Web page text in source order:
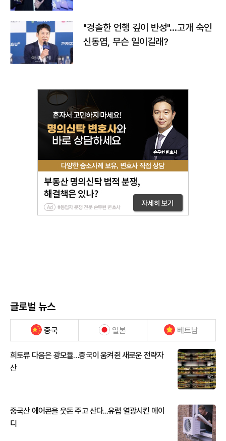
"경솔한 언행 깊이 반성"…고개 숙인
신동엽, 무슨 일이길래?
글로벌 뉴스
중국 일본 베트남
희토류 다음은 광모듈…중국이 움켜쥔 새로운 전략자
산
중국산 에어콘을 웃돈 주고 산다...유럽 열광시킨 메이
디